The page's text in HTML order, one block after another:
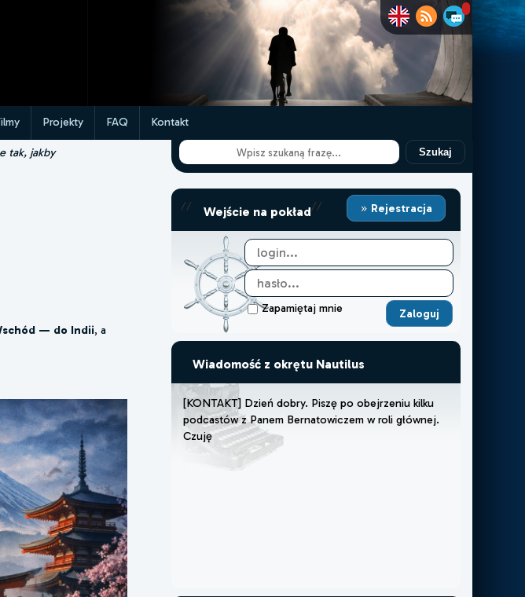
Projekty FAQ Kontakt
tak, jakby
— do Indii, a
Szukaj
// Wejście na pokład// Rejestracja
Zapamiętaj mnie
Wiadomość z okrętu Nautilus
[KONTAKT] Dzień dobry. Piszę po obejrzeniu kilku
podcastów z Panem Bernatowiczem w roli głównej.
Czuję, że muszę lub